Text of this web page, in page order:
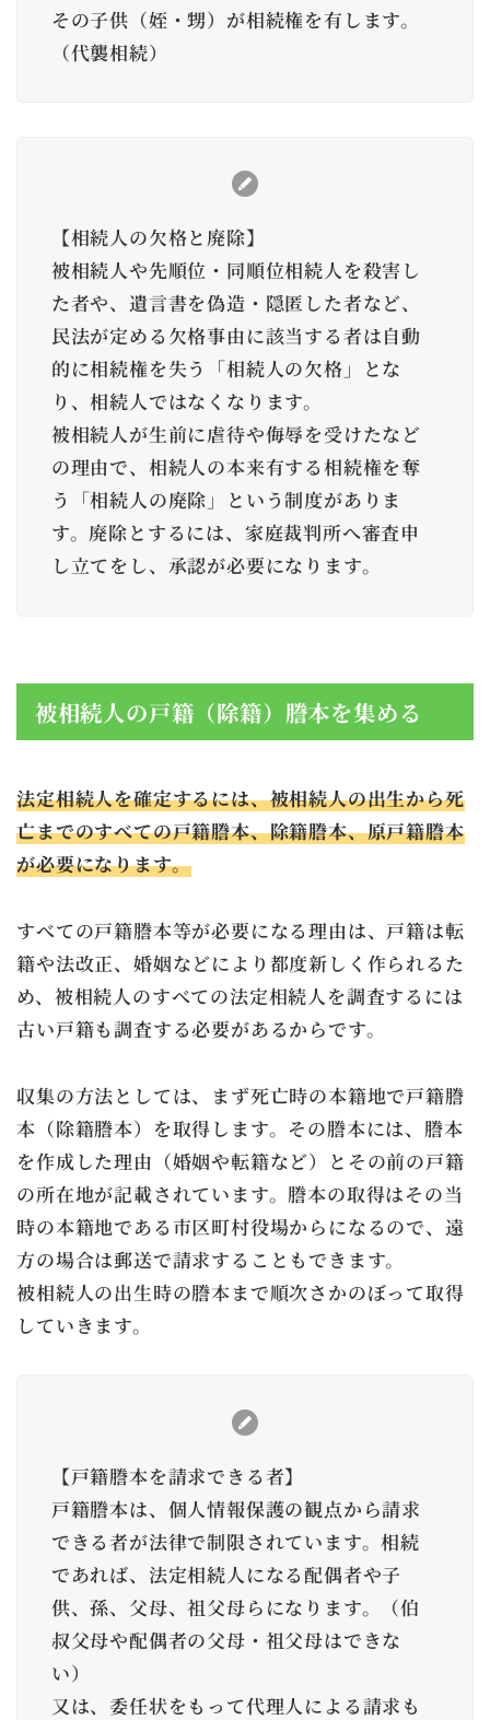
その子供（姪・甥）が相続権を有します。
（代襲相続）
【相続人の欠格と廃除】
被相続人や先順位・同順位相続人を殺害し
た者や、遺言書を偽造・隠匿した者など、
民法が定める欠格事由に該当する者は自動
的に相続権を失う「相続人の欠格」とな
り、相続人ではなくなります。
被相続人が生前に虐待や侮辱を受けたなど
の理由で、相続人の本来有する相続権を奪
う「相続人の廃除」という制度がありま
す。廃除とするには、家庭裁判所へ審査申
し立てをし、承認が必要になります。
被相続人の戸籍（除籍）謄本を集める
法定相続人を確定するには、被相続人の出生から死
亡までのすべての戸籍謄本、除籍謄本、原戸籍謄本
が必要になります。
すべての戸籍謄本等が必要になる理由は、戸籍は転
籍や法改正、婚姻などにより都度新しく作られるた
め、被相続人のすべての法定相続人を調査するには
古い戸籍も調査する必要があるからです。
収集の方法としては、まず死亡時の本籍地で戸籍謄
本（除籍謄本）を取得します。その謄本には、謄本
を作成した理由（婚姻や転籍など）とその前の戸籍
の所在地が記載されています。謄本の取得はその当
時の本籍地である市区町村役場からになるので、遠
方の場合は郵送で請求することもできます。
被相続人の出生時の謄本まで順次さかのぼって取得
していきます。
【戸籍謄本を請求できる者】
戸籍謄本は、個人情報保護の観点から請求
できる者が法律で制限されています。相続
であれば、法定相続人になる配偶者や子
供、孫、父母、祖父母らになります。（伯
叔父母や配偶者の父母・祖父母はできな
い）
又は、委任状をもって代理人による請求も